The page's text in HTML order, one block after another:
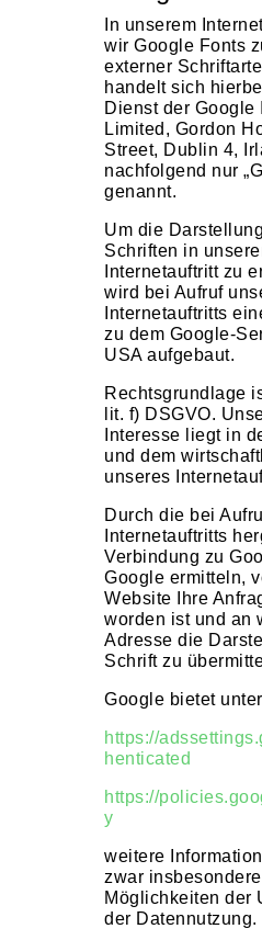
In unserem
wir Google Fonts
externer
handelt sich
Dienst der Google
Limited, Gordon
Street, Dublin 4,
nachfolgend nur
genannt.
Um die
Schriften in
Internetauftritt zu
wird bei Aufruf
Internetauftritts
zu dem Google-
USA aufgebaut.
Rechtsgrundlage
lit. f) DSGVO.
Interesse liegt in
und dem
unseres
Durch die bei
Internetauftritts
Verbindung zu
Google ermitteln,
Website Ihre
worden ist und an
Adresse die
Schrift zu
Google bietet unter
https://
henticated
https://
y
weitere
zwar
Möglichkeiten der
der Datennutzung.